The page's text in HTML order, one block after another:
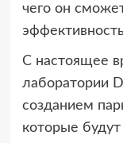
чего он
С настоящее
лаборатории
созданием
которые